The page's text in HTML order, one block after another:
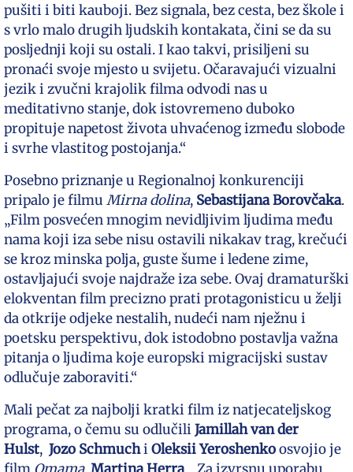
pušiti i biti kauboji. Bez signala, bez cesta, bez škole i
s vrlo malo drugih ljudskih kontakata, čini se da su
posljednji koji su ostali. I kao takvi, prisiljeni su
pronaći svoje mjesto u svijetu. Očaravajući vizualni
jezik i zvučni krajolik filma odvodi nas u
meditativno stanje, dok istovremeno duboko
propituje napetost života uhvaćenog između slobode
i svrhe vlastitog postojanja.“
Posebno priznanje u Regionalnoj konkurenciji
pripalo je filmu Mirna dolina, Sebastijana Borovčaka.
„Film posvećen mnogim nevidljivim ljudima među
nama koji iza sebe nisu ostavili nikakav trag, krečući
se kroz minska polja, guste šume i ledene zime,
ostavljajući svoje najdraže iza sebe. Ovaj dramaturški
elokventan film precizno prati protagonisticu u želji
da otkrije odjeke nestalih, nudeći nam nježnu i
poetsku perspektivu, dok istodobno postavlja važna
pitanja o ljudima koje europski migracijski sustav
odlučuje zaboraviti.“
Mali pečat za najbolji kratki film iz natjecateljskog
programa, o čemu su odlučili Jamillah van der
Hulst, Jozo Schmuchi Oleksii Yeroshenkoosvojio je